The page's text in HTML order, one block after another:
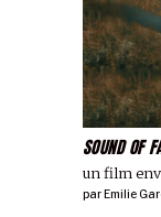
SOUND OF
un film
parEmilie